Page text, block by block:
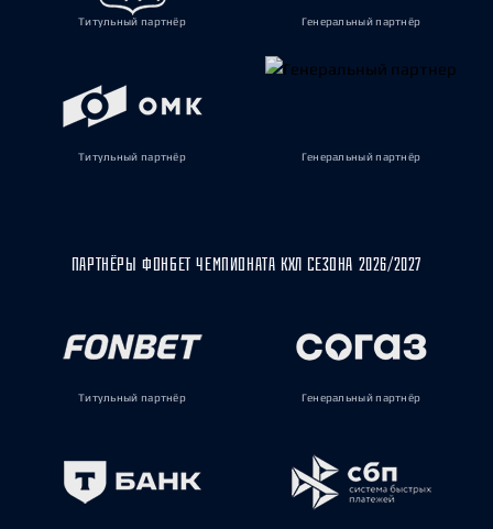
Титульный партнёр Генеральный партнёр
Титульный партнёр Генеральный партнёр
ПАРТНЁРЫ ФОНБЕТ ЧЕМПИОНАТА КХЛ СЕЗОНА 2026/2027
Титульный партнёр Генеральный партнёр